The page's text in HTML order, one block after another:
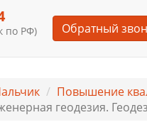
по РФ) Обратный
Повышение
геодезия.